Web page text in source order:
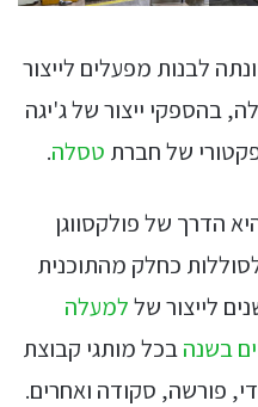
לבנות מפעלים לייצור
בהספקי ייצור של ג'יגה
של חברת טסלה.
הדרך של פולקסווגן
כחלק מהתוכנית
לייצור שללמעלה
בשנהבכל מותגי קבוצת
פורשה, סקודה ואחרים.